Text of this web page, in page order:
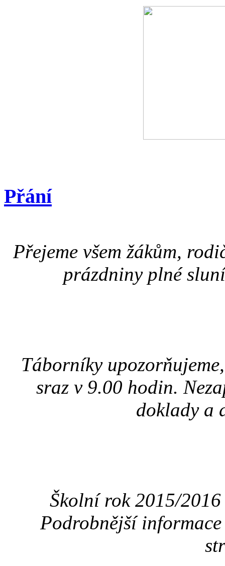
Přání
Přejeme všem žákům,
prázdniny plné
Táborníky
sraz v 9.00 hodin.
doklady a
Školní rok 2015/
Podrobnější